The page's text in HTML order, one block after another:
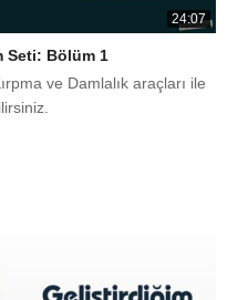
24:07
Seti: Bölüm 1
ve Damlalık araçları ile